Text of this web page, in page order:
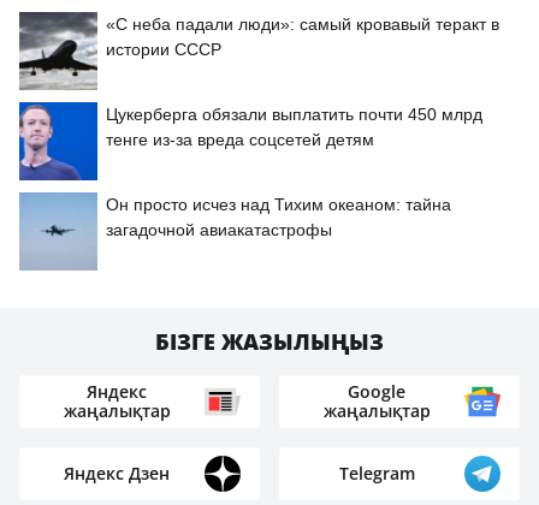
«С неба падали люди»: самый кровавый теракт в
истории СССР
Цукерберга обязали выплатить почти 450 млрд
тенге из-за вреда соцсетей детям
Он просто исчез над Тихим океаном: тайна
загадочной авиакатастрофы
БІЗГЕ ЖАЗЫЛЫҢЫЗ
Яндекс
жаңалықтар
Google
жаңалықтар
Яндекс Дзен Telegram